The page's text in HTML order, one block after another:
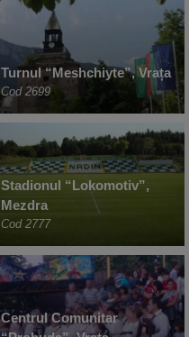
Turnul “Meshchiyte”, Vrața
Cod 2699
Stadionul “Lokomotiv”,
Mezdra
Cod 2777
Centrul Comunitar